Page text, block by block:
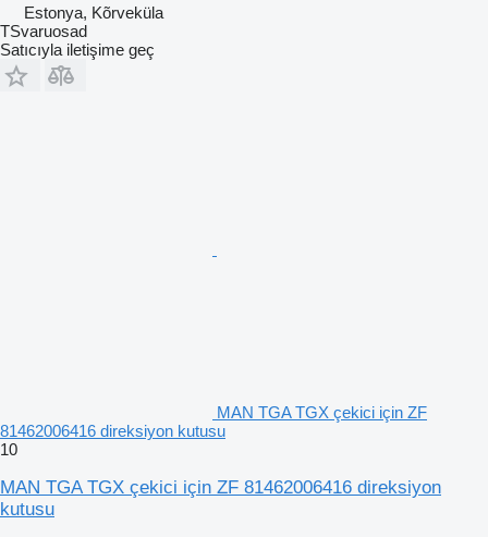
Estonya, Kõrveküla
TSvaruosad
Satıcıyla iletişime geç
MAN TGA TGX çekici için ZF
81462006416 direksiyon kutusu
10
MAN TGA TGX çekici için ZF 81462006416 direksiyon
kutusu